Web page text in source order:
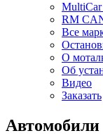
MultiCar
RM
Все
О
Об
Видео
Заказать
Автомобили